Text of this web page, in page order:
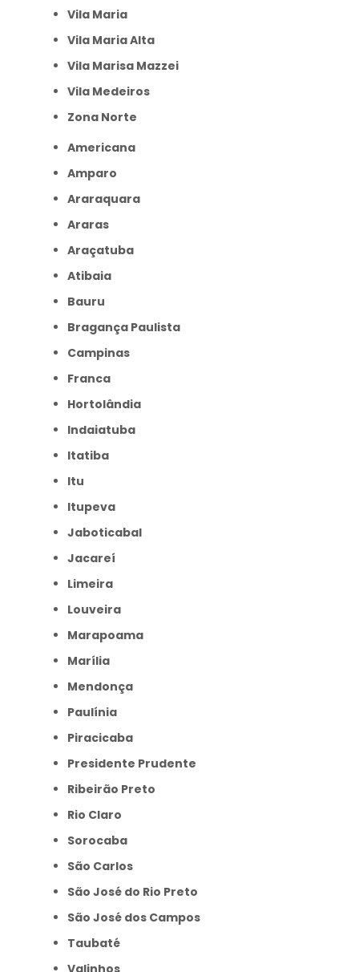
Vila Maria
Vila Maria Alta
Vila Marisa Mazzei
Vila Medeiros
Zona Norte
Americana
Amparo
Araraquara
Araras
Araçatuba
Atibaia
Bauru
Bragança Paulista
Campinas
Franca
Hortolândia
Indaiatuba
Itatiba
Itu
Itupeva
Jaboticabal
Jacareí
Limeira
Louveira
Marapoama
Marília
Mendonça
Paulínia
Piracicaba
Presidente Prudente
Ribeirão Preto
Rio Claro
Sorocaba
São Carlos
São José do Rio Preto
São José dos Campos
Taubaté
Valinhos